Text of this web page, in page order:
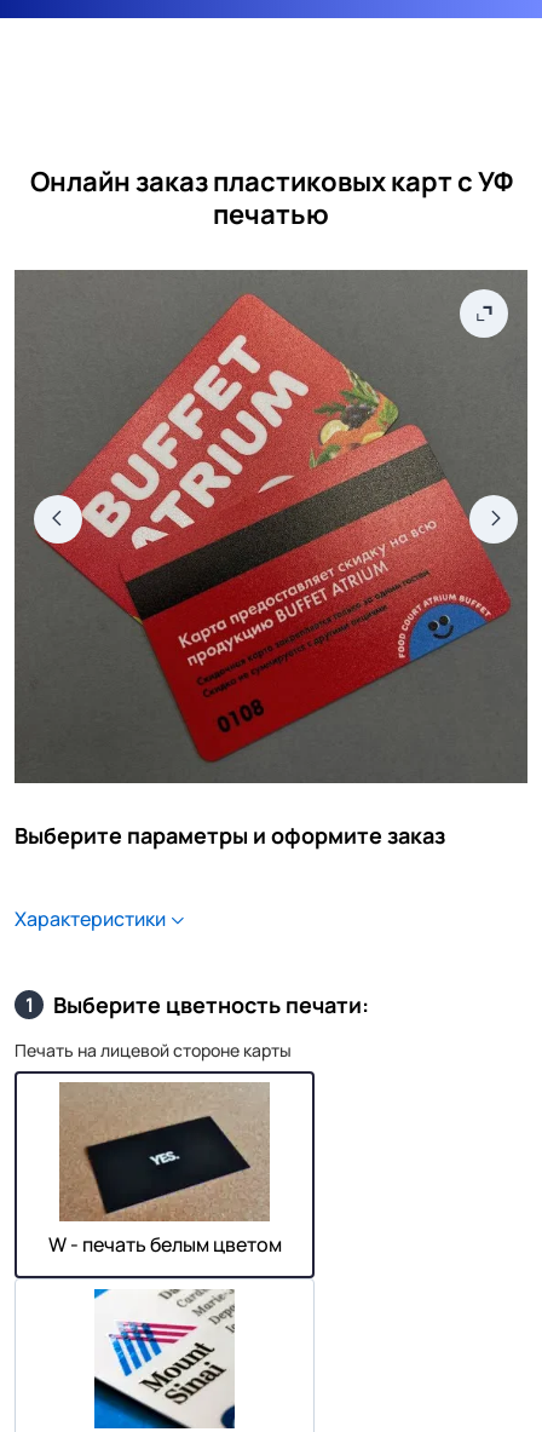
Онлайн заказ пластиковых карт с УФ
печатью
Выберите параметры и оформите заказ
Характеристики
1 Выберите цветность печати:
Печать на лицевой стороне карты
W - печать белым цветом